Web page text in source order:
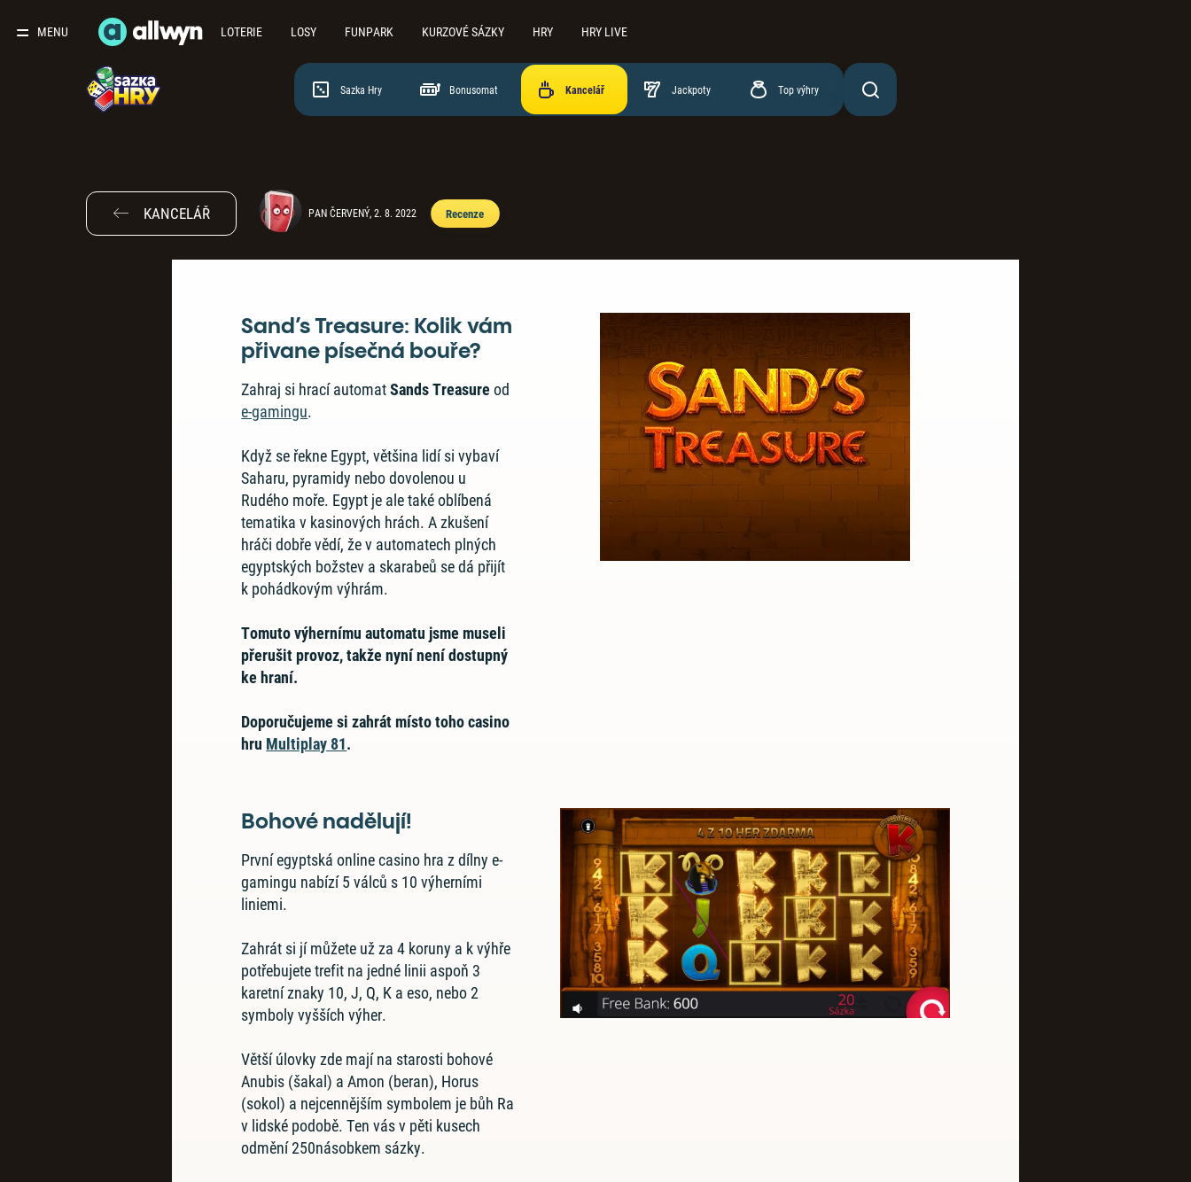
MENU LOTERIE LOSY FUNPARK KURZOVÉ SÁZKY HRY HRY LIVE
Sazka Hry Bonusomat Jackpoty Top výhry
KANCELÁŘ PAN ČERVENÝ, 2. 8. 2022 Recenze
Sand’s Treasure: Kolik vám
přivane písečná bouře?
Zahraj si hrací automatSands Treasureod
e-gamingu.
Když se řekne Egypt, většina lidí si vybaví
Saharu, pyramidy nebo dovolenou u
Rudého moře. Egypt je ale také oblíbená
tematika v kasinových hrách. A zkušení
hráči dobře vědí, že v automatech plných
egyptských božstev a skarabeů se dá přijít
k pohádkovým výhrám.
Tomuto výhernímu automatu jsme museli
přerušit provoz, takže nyní není dostupný
ke hraní.
Doporučujeme si zahrát místo toho casino
hru Multiplay 81.
Bohové nadělují!
První egyptská online casino hra z dílny e-
gamingu nabízí 5 válců s 10 výherními
liniemi.
Zahrát si jí můžete už za 4 koruny a k výhře
potřebujete trefit na jedné linii aspoň 3
karetní znaky 10, J, Q, K a eso, nebo 2
symboly vyšších výher.
Větší úlovky zde mají na starosti bohové
Anubis (šakal) a Amon (beran), Horus
(sokol) a nejcennějším symbolem je bůh Ra
v lidské podobě. Ten vás v pěti kusech
odmění 250násobkem sázky.